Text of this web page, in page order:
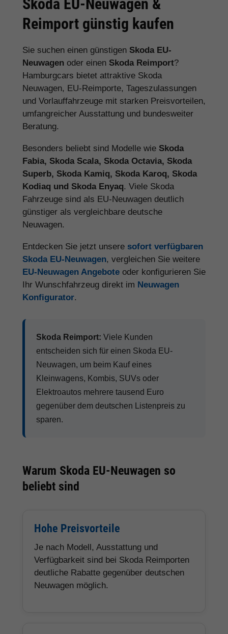
Skoda EU-Neuwagen &
Reimport günstig kaufen
Sie suchen einen günstigen Skoda EU-
Neuwagen oder einen Skoda Reimport?
Hamburgcars bietet attraktive Skoda
Neuwagen, EU-Reimporte, Tageszulassungen
und Vorlauffahrzeuge mit starken Preisvorteilen,
umfangreicher Ausstattung und bundesweiter
Beratung.
Besonders beliebt sind Modelle wie Skoda
Fabia, Skoda Scala, Skoda Octavia, Skoda
Superb, Skoda Kamiq, Skoda Karoq, Skoda
Kodiaq und Skoda Enyaq. Viele Skoda
Fahrzeuge sind als EU-Neuwagen deutlich
günstiger als vergleichbare deutsche
Neuwagen.
Entdecken Sie jetzt unsere sofort verfügbaren
Skoda EU-Neuwagen, vergleichen Sie weitere
EU-Neuwagen Angebote oder konfigurieren Sie
Ihr Wunschfahrzeug direkt im Neuwagen
Konfigurator.
Skoda Reimport: Viele Kunden
entscheiden sich für einen Skoda EU-
Neuwagen, um beim Kauf eines
Kleinwagens, Kombis, SUVs oder
Elektroautos mehrere tausend Euro
gegenüber dem deutschen Listenpreis zu
sparen.
Warum Skoda EU-Neuwagen so
beliebt sind
Hohe Preisvorteile
Je nach Modell, Ausstattung und
Verfügbarkeit sind bei Skoda Reimporten
deutliche Rabatte gegenüber deutschen
Neuwagen möglich.